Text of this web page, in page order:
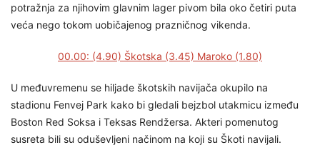
potražnja za njihovim glavnim lager pivom bila oko četiri puta
veća nego tokom uobičajenog prazničnog vikenda.
00.00: (4.90) Škotska (3.45) Maroko (1.80)
U međuvremenu se hiljade škotskih navijača okupilo na
stadionu Fenvej Park kako bi gledali bejzbol utakmicu između
Boston Red Soksa i Teksas Rendžersa. Akteri pomenutog
susreta bili su oduševljeni načinom na koji su Škoti navijali.